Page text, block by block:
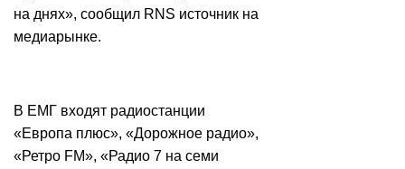
на днях», сообщил RNS источник на
медиарынке.
В ЕМГ входят радиостанции
«Европа плюс», «Дорожное радио»,
«Ретро FM», «Радио 7 на семи